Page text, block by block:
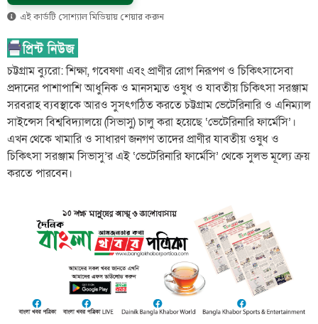
এই কার্ডটি সোশ্যাল মিডিয়ায় শেয়ার করুন
চট্টগ্রাম ব্যুরো: শিক্ষা, গবেষণা এবং প্রাণীর রোগ নিরূপণ ও চিকিৎসাসেবা
প্রদানের পাশাপাশি আধুনিক ও মানসম্মত ওষুধ ও যাবতীয় চিকিৎসা সরঞ্জাম
সরবরাহ ব্যবস্থাকে আরও সুসৎগঠিত করতে চট্টগ্রাম ভেটেরিনারি ও এনিম্যাল
সাইন্সেস বিশ্ববিদ্যালয়ে (সিভাসু) চালু করা হয়েছে ‘ভেটেরিনারি ফার্মেসি’।
এখন থেকে খামারি ও সাধারণ জনগণ তাদের প্রাণীর যাবতীয় ওষুধ ও
চিকিৎসা সরঞ্জাম সিভাসু’র এই ‘ভেটেরিনারি ফার্মেসি’ থেকে সুলভ মূল্যে ক্রয়
করতে পারবেন।